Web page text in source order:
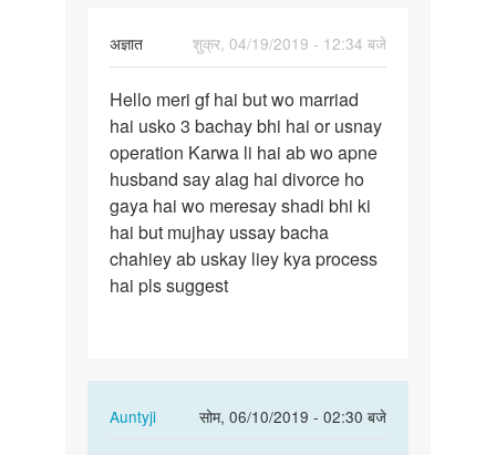
अज्ञात
शुक्र, 04/19/2019 - 12:34 बजे
Hello
meri
gf
hai
but
wo…
Hello meri gf hai but wo marriad
hai usko 3 bachay bhi hai or usnay
operation Karwa li hai ab wo apne
husband say alag hai divorce ho
gaya hai wo meresay shadi bhi ki
hai but mujhay ussay bacha
chahiey ab uskay liey kya process
hai pls suggest
Auntyji
सोम, 06/10/2019 - 02:30 बजे
In